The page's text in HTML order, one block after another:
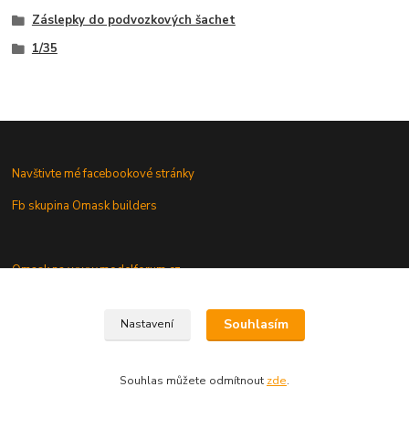
Záslepky do podvozkových šachet
1/35
Navštivte mé facebookové stránky
Fb skupina Omask builders
Omask na www.modelforum.cz
Nastavení Souhlasím
Souhlas můžete odmítnout zde.